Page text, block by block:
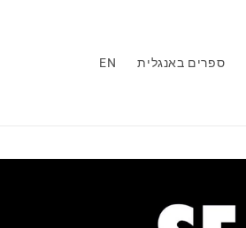
ספרים באנגלית EN